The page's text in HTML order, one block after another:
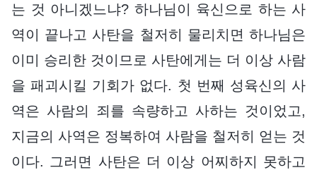
는 것 아니겠느냐? 하나님이 육신으로 하는 사
역이 끝나고 사탄을 철저히 물리치면 하나님은
이미 승리한 것이므로 사탄에게는 더 이상 사람
을 패괴시킬 기회가 없다. 첫 번째 성육신의 사
역은 사람의 죄를 속량하고 사하는 것이었고,
지금의 사역은 정복하여 사람을 철저히 얻는 것
이다. 그러면 사탄은 더 이상 어찌하지 못하고